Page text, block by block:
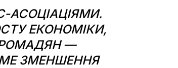
АСОЦІАЦІЯМИ.
ЕКОНОМІКИ,
—
ЗМЕНШЕННЯ